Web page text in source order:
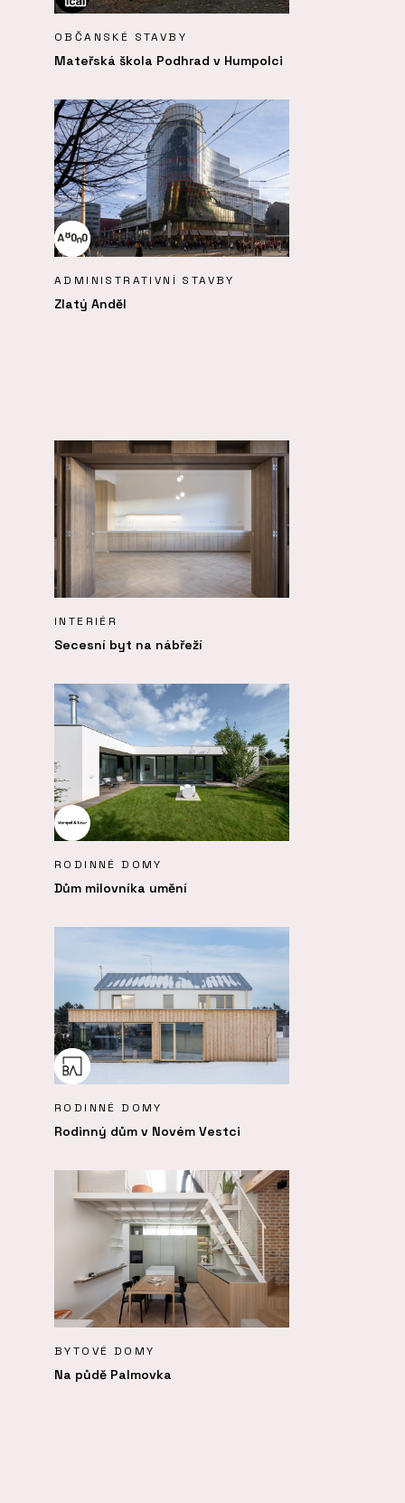
OBČANSKÉ STAVBY
Mateřská škola Podhrad v Humpolci
ADMINISTRATIVNÍ STAVBY
Zlatý Anděl
INTERIÉR
Secesní byt na nábřeží
RODINNÉ DOMY
Dům milovníka umění
RODINNÉ DOMY
Rodinný dům v Novém Vestci
BYTOVÉ DOMY
Na půdě Palmovka